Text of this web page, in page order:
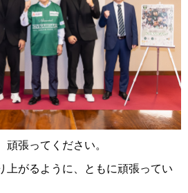
張ってください。
がるように、ともに頑張ってい